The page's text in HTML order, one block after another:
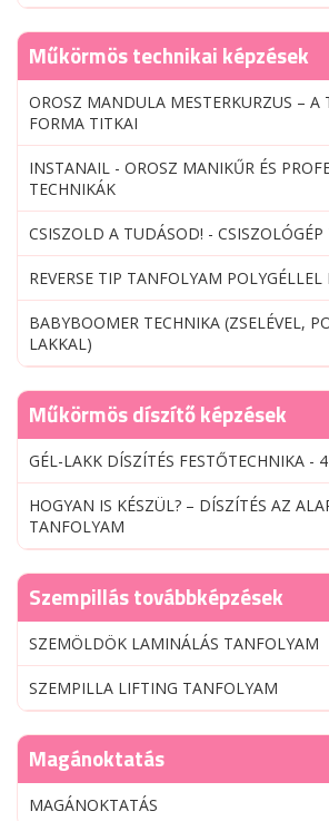
Műkörmös technikai képzések
OROSZ MANDULA MESTERKURZUS – A
FORMA TITKAI
INSTANAIL - OROSZ MANIKŰR ÉS
TECHNIKÁK
CSISZOLD A TUDÁSOD! -
REVERSE TIP TANFOLYAM POLYGÉLLEL
BABYBOOMER TECHNIKA (ZSELÉVEL,
LAKKAL)
Műkörmös díszítő képzések
GÉL-LAKK DÍSZÍTÉS FESTŐTECHNIKA -
HOGYAN IS KÉSZÜL? – DÍSZÍTÉS AZ
TANFOLYAM
Szempillás továbbképzések
SZEMÖLDÖK LAMINÁLÁS TANFOLYAM
SZEMPILLA LIFTING TANFOLYAM
Magánoktatás
MAGÁNOKTATÁS